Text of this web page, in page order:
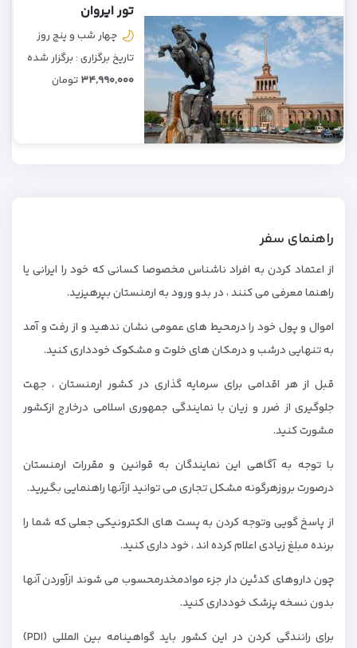
تور ایروان
چهار شب و پنج روز
تاریخ برگزاری : برگزار شده
۳۴,۹۹۰,۰۰۰ تومان
راهنمای سفر
از اعتماد کردن به افراد ناشناس مخصوصا کسانی که خود را ایرانی یا
راهنما معرفی می کنند ، در بدو ورود به ارمنستان بپرهیزید.
اموال و پول خود را درمحیط های عمومی نشان ندهید و از رفت و آمد
به تنهایی درشب و درمکان های خلوت و مشکوک خودداری کنید.
قبل از هر اقدامی برای سرمایه گذاری در کشور ارمنستان ، جهت
جلوگیری از ضرر و زیان با نمایندگی جمهوری اسلامی درخارج ازکشور
مشورت کنید.
با توجه به آگاهی این نمایندگان به قوانین و مقررات ارمنستان
درصورت بروزهرگونه مشکل تجاری می توانید ازآنها راهنمایی بگیرید.
از پاسخ گویی وتوجه کردن به پست های الکترونیکی جعلی که شما را
برنده مبلغ زیادی اعلام کرده اند ، خود داری کنید.
چون داروهای کدئین دار جزء موادمخدرمحسوب می شوند ازآوردن آنها
بدون نسخه پزشک خودداری کنید.
برای رانندگی کردن در این کشور باید گواهینامه بین المللی (PDI)